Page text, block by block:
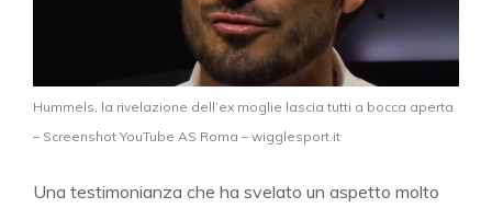
Hummels, la rivelazione dell’ex moglie lascia tutti a bocca aperta
– Screenshot YouTube AS Roma – wigglesport.it
Una testimonianza che ha svelato un aspetto molto